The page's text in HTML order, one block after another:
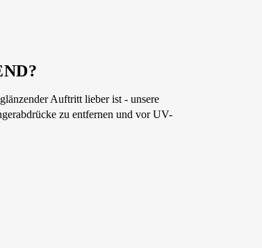
Auftritt lieber ist - unsere
zu entfernen und vor UV-